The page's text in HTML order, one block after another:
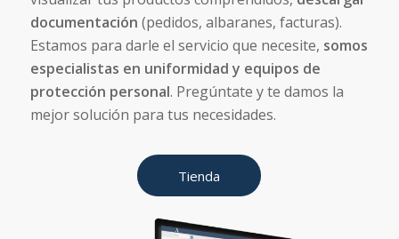
documentación (pedidos, albaranes, facturas).
Estamos para darle el servicio que necesite, somos
especialistas en uniformidad y equipos de
protección personal. Pregúntate y te damos la
mejor solución para tus necesidades.
Tienda